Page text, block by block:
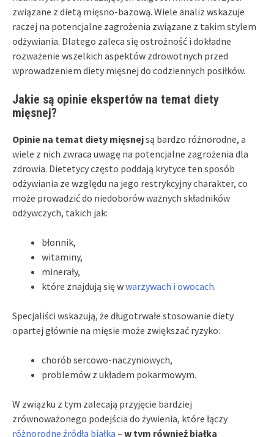
związane z dietą mięsno-bazową. Wiele analiz wskazuje
raczej na potencjalne zagrożenia związane z takim stylem
odżywiania. Dlatego zaleca się ostrożność i dokładne
rozważenie wszelkich aspektów zdrowotnych przed
wprowadzeniem diety mięsnej do codziennych posiłków.
Jakie są opinie ekspertów na temat diety
mięsnej?
Opinie na temat diety mięsnejsą bardzo różnorodne, a
wiele z nich zwraca uwagę na potencjalne zagrożenia dla
zdrowia. Dietetycy często poddają krytyce ten sposób
odżywiania ze względu na jego restrykcyjny charakter, co
może prowadzić do niedoborów ważnych składników
odżywczych, takich jak:
błonnik,
witaminy,
minerały,
które znajdują się wwarzywach i owocach.
Specjaliści wskazują, że długotrwałe stosowanie diety
opartej głównie na mięsie może zwiększać ryzyko:
chorób sercowo-naczyniowych,
problemów z układem pokarmowym.
W związku z tym zalecają przyjęcie bardziej
zrównoważonego podejścia do żywienia, które łączy
różnorodne źródła białka – w tym również białka